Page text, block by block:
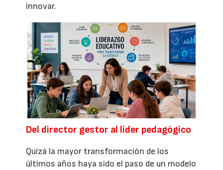
innovar.
Del director gestor al líder pedagógico
Quizá la mayor transformación de los
últimos años haya sido el paso de un modelo